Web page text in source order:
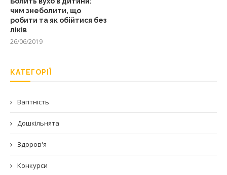
чим знеболити, що
робити та як обійтися без
ліків
26/06/2019
КАТЕГОРІЇ
Вагітність
Дошкільнята
Здоров'я
Конкурси